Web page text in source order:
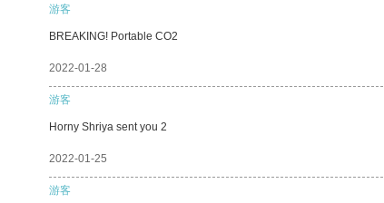
游客
BREAKING! Portable CO2
2022-01-28
游客
Horny Shriya sent you 2
2022-01-25
游客